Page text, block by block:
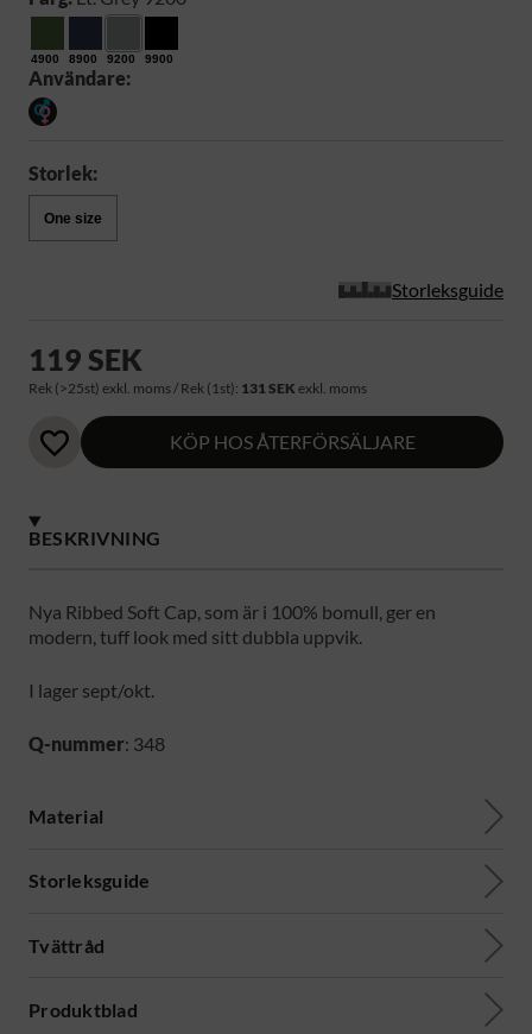
4900 8900 9200 9900
Användare:
Storlek:
One size
Storleksguide
119 SEK
Rek (>25st) exkl. moms / Rek (1st): 131 SEK exkl. moms
KÖP HOS ÅTERFÖRSÄLJARE
BESKRIVNING
Nya Ribbed Soft Cap, som är i 100% bomull, ger en
modern, tuff look med sitt dubbla uppvik.
I lager sept/okt.
Q-nummer: 348
Material
Storleksguide
Tvättråd
Produktblad